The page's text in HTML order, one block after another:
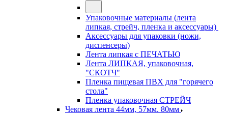
Упаковочные материалы (лента
липкая, стрейч, пленка и аксессуары)
Аксессуары для упаковки (ножи,
диспенсеры)
Лента липкая с ПЕЧАТЬЮ
Лента ЛИПКАЯ, упаковочная,
"СКОТЧ"
Пленка пищевая ПВХ для "горячего
стола"
Пленка упаковочная СТРЕЙЧ
Чековая лента 44мм, 57мм. 80мм